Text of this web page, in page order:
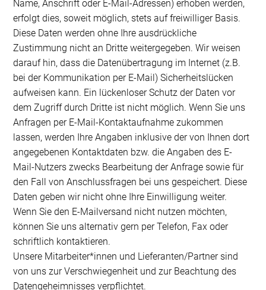
Name, Anschrift oder E-Mail-Adressen) erhoben werden,
erfolgt dies, soweit möglich, stets auf freiwilliger Basis.
Diese Daten werden ohne Ihre ausdrückliche
Zustimmung nicht an Dritte weitergegeben. Wir weisen
darauf hin, dass die Datenübertragung im Internet (z.B.
bei der Kommunikation per E-Mail) Sicherheitslücken
aufweisen kann. Ein lückenloser Schutz der Daten vor
dem Zugriff durch Dritte ist nicht möglich. Wenn Sie uns
Anfragen per E-Mail-Kontaktaufnahme zukommen
lassen, werden Ihre Angaben inklusive der von Ihnen dort
angegebenen Kontaktdaten bzw. die Angaben des E-
Mail-Nutzers zwecks Bearbeitung der Anfrage sowie für
den Fall von Anschlussfragen bei uns gespeichert. Diese
Daten geben wir nicht ohne Ihre Einwilligung weiter.
Wenn Sie den E-Mailversand nicht nutzen möchten,
können Sie uns alternativ gern per Telefon, Fax oder
schriftlich kontaktieren.
Unsere Mitarbeiter*innen und Lieferanten/Partner sind
von uns zur Verschwiegenheit und zur Beachtung des
Datengeheimnisses verpflichtet.